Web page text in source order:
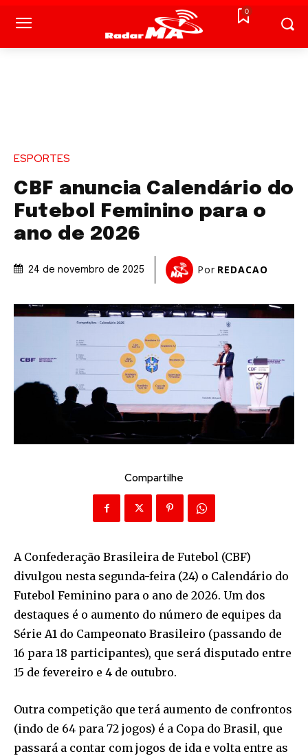
0
ESPORTES
CBF anuncia Calendário do
Futebol Feminino para o
ano de 2026
24 de novembro de 2025 Por REDACAO
Compartilhe
A Confederação Brasileira de Futebol (CBF)
divulgou nesta segunda-feira (24) o Calendário do
Futebol Feminino para o ano de 2026. Um dos
destaques é o aumento do número de equipes da
Série A1 do Campeonato Brasileiro (passando de
16 para 18 participantes), que será disputado entre
15 de fevereiro e 4 de outubro.
Outra competição que terá aumento de confrontos
(indo de 64 para 72 jogos) é a Copa do Brasil, que
passará a contar com jogos de ida e volta entre as